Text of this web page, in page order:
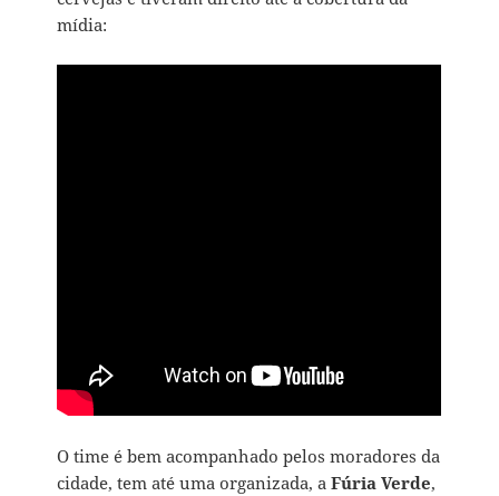
mídia:
O time é bem acompanhado pelos moradores da
cidade, tem até uma organizada, aFúria Verde,